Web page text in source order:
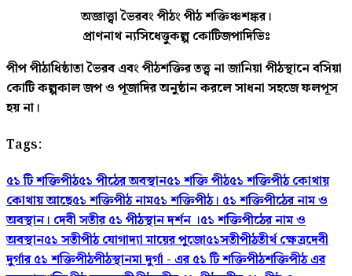
অজ্ঞাত্ত্বা ভৈরবং পীঠং পীঠ শক্তিঞ্চশঙ্কর।
প্রাণনাথ ন্যসিধেত্তুকল্প কোটিজপাদিভিঃ
পীপ পীঠাধিষ্ঠাতা ভৈরব এবং পীঠশক্তির তত্ত্ব না জানিয়া পীঠস্থানে বসিয়া
কোটি কল্পকাল জপ ও পূজাদির অনুষ্ঠান করলে সাধনা সহজে ফলপূস
হয় না।
Tags:
৫১ টি শক্তিপীঠ৫১ পীঠের অবস্থান৫১ শক্তি পীঠ৫১ শক্তিপীঠ কোথায়
কোথায় আছে৫১ শক্তিপীঠ নাম৫১ শক্তিপীঠ। ৫১ শক্তিপীঠের নাম ও
অবস্থান। দেবী সতীর ৫১ পীঠস্থান দর্শন ।৫১ শক্তিপীঠের নাম ও
অবস্থান৫১ সতীপীঠ যোগাদ্যা মায়ের পুজো৫১সতীপীঠতীর্থ ক্ষেত্রদেবী
দুর্গার ৫১ শক্তিপীঠপীঠস্থানমা দুর্গা - এর ৫১ টি শক্তিপীঠশক্তিপীঠ এর